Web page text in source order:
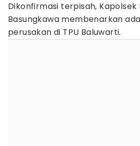
Dikonfirmasi terpisah, Kapolsek
Basungkawa membenarkan
perusakan di TPU Baluwarti.